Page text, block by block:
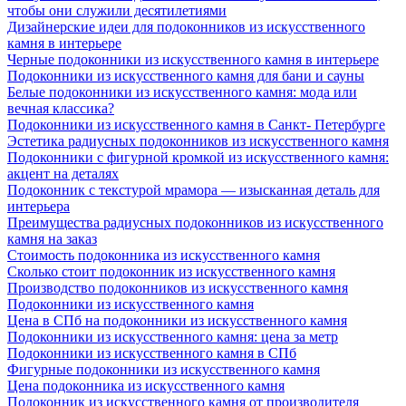
чтобы они служили десятилетиями
Дизайнерские идеи для подоконников из искусственного
камня в интерьере
Черные подоконники из искусственного камня в интерьере
Подоконники из искусственного камня для бани и сауны
Белые подоконники из искусственного камня: мода или
вечная классика?
Подоконники из искусственного камня в Санкт- Петербурге
Эстетика радиусных подоконников из искусственного камня
Подоконники с фигурной кромкой из искусственного камня:
акцент на деталях
Подоконник с текстурой мрамора — изысканная деталь для
интерьера
Преимущества радиусных подоконников из искусственного
камня на заказ
Стоимость подоконника из искусственного камня
Сколько стоит подоконник из искусственного камня
Производство подоконников из искусственного камня
Подоконники из искусственного камня
Цена в СПб на подоконники из искусственного камня
Подоконники из искусственного камня: цена за метр
Подоконники из искусственного камня в СПб
Фигурные подоконники из искусственного камня
Цена подоконника из искусственного камня
Подоконник из искусственного камня от производителя